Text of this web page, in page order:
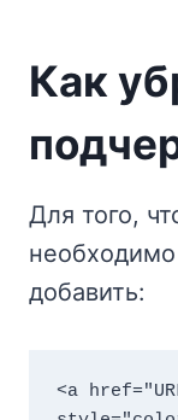
Как
Для того,
добавить:
<a